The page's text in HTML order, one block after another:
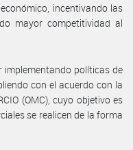
incentivando las
mayor competitividad al
implementando políticas de
con el acuerdo con la
(OMC), cuyo objetivo es
se realicen de la forma